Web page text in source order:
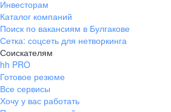
Инвесторам
Каталог компаний
Поиск по вакансиям в Булгакове
Сетка: соцсеть для нетворкинга
Соискателям
hh PRO
Готовое резюме
Все сервисы
Хочу у вас работать